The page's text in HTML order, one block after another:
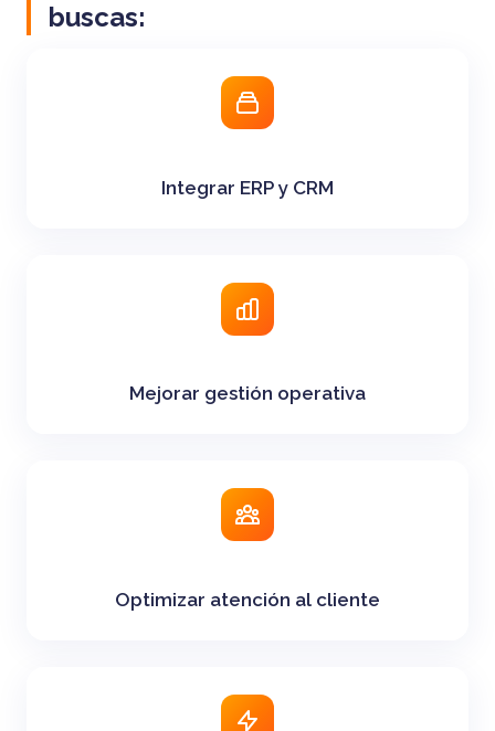
buscas:
Integrar ERP y CRM
Mejorar gestión operativa
Optimizar atención al cliente